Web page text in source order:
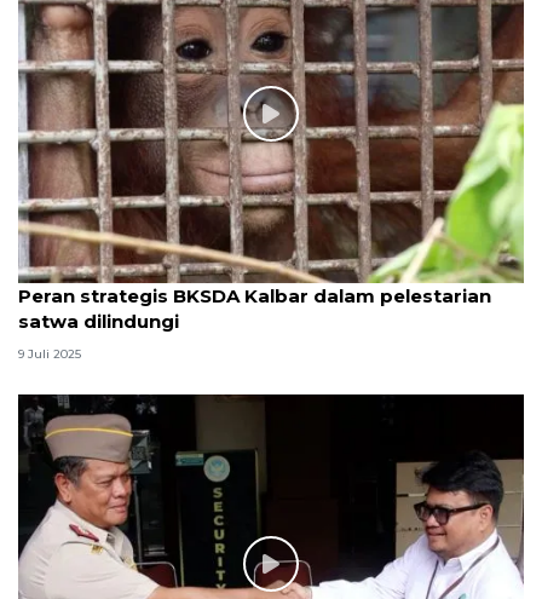
Peran strategis BKSDA Kalbar dalam pelestarian
satwa dilindungi
9 Juli 2025